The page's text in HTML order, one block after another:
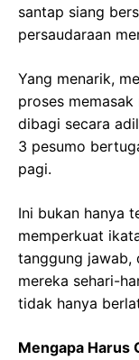
santap siang
persaudaraan
Yang menarik,
proses
dibagi secara
3 pesumo
pagi.
Ini bukan hanya
memperkuat
tanggung jawab,
mereka sehari-
tidak hanya
Mengapa Harus